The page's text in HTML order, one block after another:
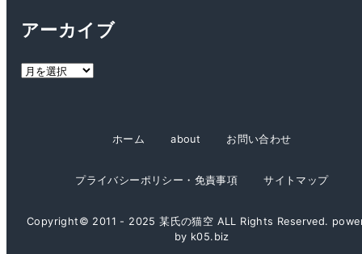
リ
アーカイブ
ア
ホーム about お問い合わせ
プライバシーポリシー・免責事項 サイトマップ
Copyright© 2011 - 2025 某氏の猫空 ALL Rights Reserved.
by k05.biz